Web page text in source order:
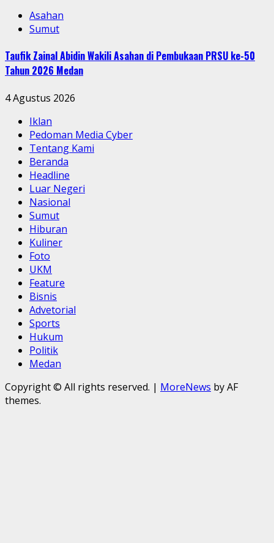
Asahan
Sumut
Taufik Zainal Abidin Wakili Asahan di Pembukaan PRSU ke-50
Tahun 2026 Medan
4 Agustus 2026
Iklan
Pedoman Media Cyber
Tentang Kami
Beranda
Headline
Luar Negeri
Nasional
Sumut
Hiburan
Kuliner
Foto
UKM
Feature
Bisnis
Advetorial
Sports
Hukum
Politik
Medan
Copyright © All rights reserved. | MoreNews by AF
themes.